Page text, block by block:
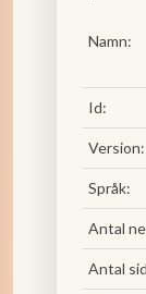
Namn:
Id:
Version:
Språk:
Antal
Antal